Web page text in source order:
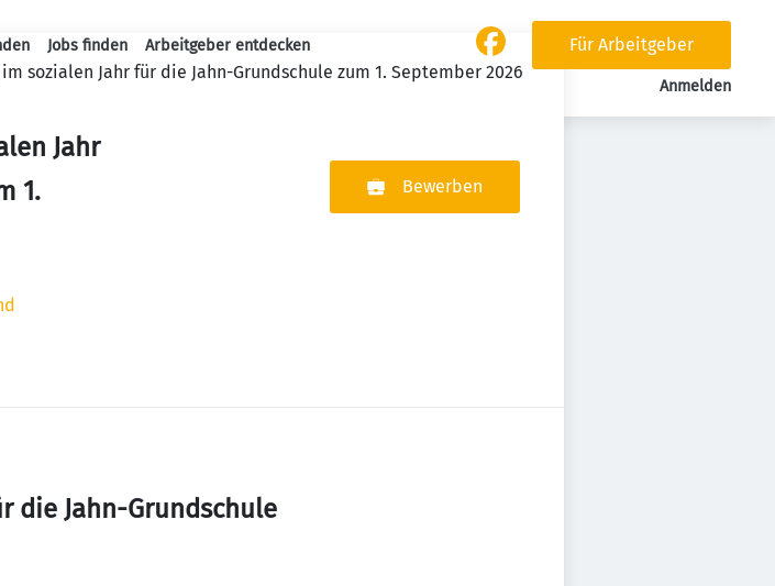
Haupt-Navigation
Jobs finden
Arbeitgeber entdecken
Für Arbeitgeber
Anmelden
sozialen Jahr für die Jahn-Grundschule zum 1. September 2026
Jahr
1.
Bewerben
die Jahn-Grundschule